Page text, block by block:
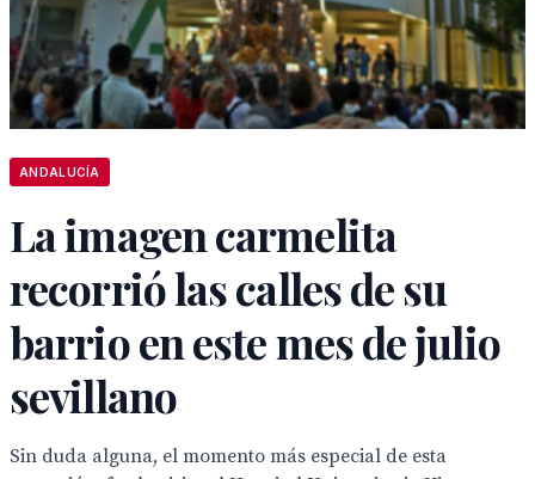
ANDALUCÍA
La imagen carmelita
recorrió las calles de su
barrio en este mes de julio
sevillano
Sin duda alguna, el momento más especial de esta